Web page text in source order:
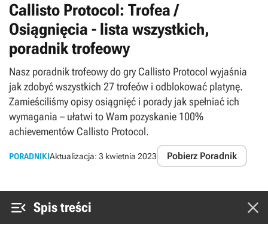
Callisto Protocol: Trofea /
Osiągnięcia - lista wszystkich,
poradnik trofeowy
Nasz poradnik trofeowy do gry Callisto Protocol wyjaśnia
jak zdobyć wszystkich 27 trofeów i odblokować platynę.
Zamieściliśmy opisy osiągnięć i porady jak spełniać ich
wymagania – ułatwi to Wam pozyskanie 100%
achievementów Callisto Protocol.
PORADNIKIAktualizacja: 3 kwietnia 2023 Pobierz Poradnik
 Spis treści 